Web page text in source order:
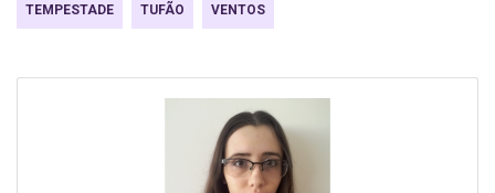
TEMPESTADE TUFÃO VENTOS